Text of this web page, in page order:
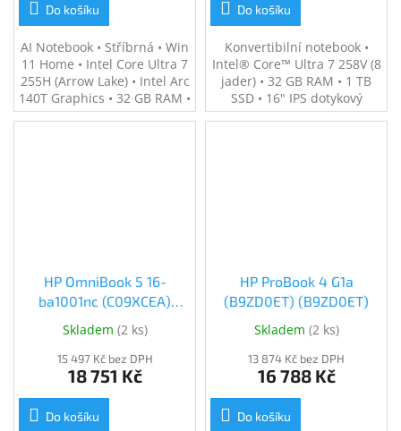
Do košíku
AI Notebook • Stříbrná • Win
11 Home • Intel Core Ultra 7
255H (Arrow Lake) • Intel Arc
140T Graphics • 32 GB RAM •
1 TB SSD • 14" 2.8K OLED
Do košíku
Konvertibilní notebook •
Intel® Core™ Ultra 7 258V (8
jader) • 32 GB RAM • 1 TB
SSD • 16" IPS dotykový
displej (400 nitů) • Grafika
HP OmniBook 5 16-
ba1001nc (C09XCEA)
(C09XCEA)
Skladem (2 ks)
15 497 Kč bez DPH
18 751 Kč
Do košíku
HP ProBook 4 G1a
(B9ZD0ET) (B9ZD0ET)
Skladem (2 ks)
13 874 Kč bez DPH
16 788 Kč
Do košíku